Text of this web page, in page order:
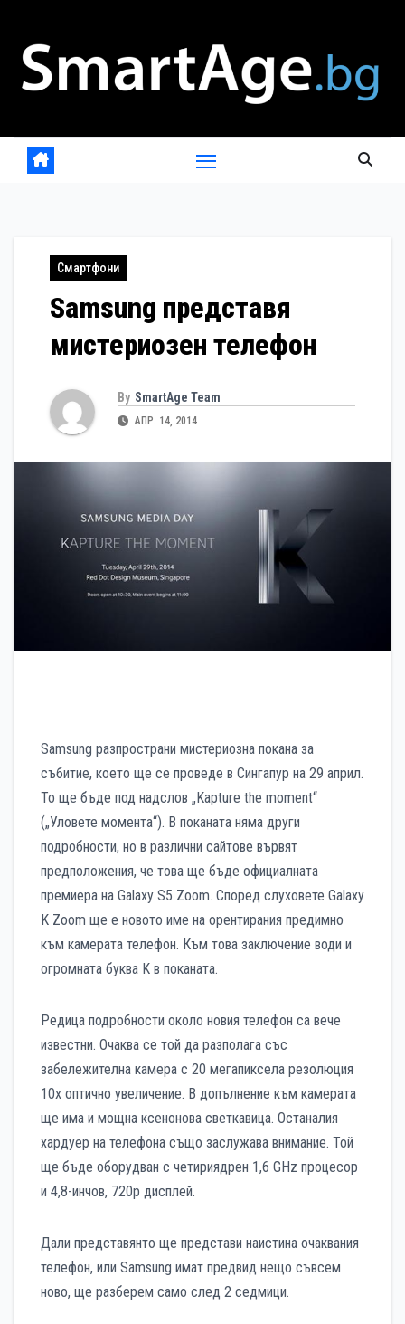
content
Смартфони
Samsung представя
мистериозен телефон
By SmartAge Team
АПР. 14, 2014
Samsung разпространи мистериозна покана за
събитие, което ще се проведе в Сингапур на 29 април.
То ще бъде под надслов „Kapture the moment“
(„Уловете момента“). В поканата няма други
подробности, но в различни сайтове вървят
предположения, че това ще бъде официалната
премиера на Galaxy S5 Zoom. Според слуховете Galaxy
K Zoom ще е новото име на орентирания предимно
към камерата телефон. Към това заключение води и
огромната буква K в поканата.
Редица подробности около новия телефон са вече
известни. Очаква се той да разполага със
забележителна камера с 20 мегапиксела резолюция
10х оптично увеличение. В допълнение към камерата
ще има и мощна ксенонова светкавица. Останалия
хардуер на телефона също заслужава внимание. Той
ще бъде оборудван с четириядрен 1,6 GHz процесор
и 4,8-инчов, 720р дисплей.
Дали представянто ще представи наистина очаквания
телефон, или Samsung имат предвид нещо съвсем
ново, ще разберем само след 2 седмици.